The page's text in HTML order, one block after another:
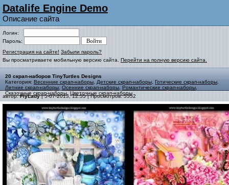
Datalife Engine Demo
Описание сайта
Логин:
Пароль:
Регистрация на сайте! Забыли пароль?
Вы просматриваете мобильную версию сайта. Перейти на полную версию сайта.
20 скрап-наборов TinyTurtles Designs
Категория: Весенние скрап-наборы Детские скрап-наборы Готические скрап-наборы
Летние скрап-наборы Осенние скрап-наборы Романтические скрап-наборы
Сказочные скрап-наборы Цветочные скрап-наборы
автор:FlyLady| 5-07-2013, 12:55 | Просмотров: 5552